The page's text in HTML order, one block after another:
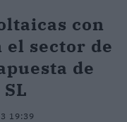
con
sector de
de
19:39